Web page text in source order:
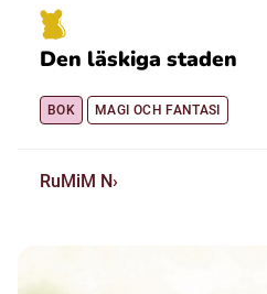
Den läskiga staden
BOK MAGI OCH FANTASI
RuMiM N